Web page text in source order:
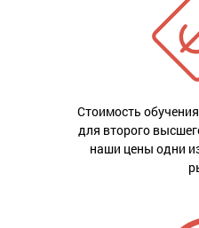
Стоимость
для второго
наши цены одни